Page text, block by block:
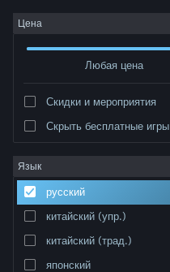
Войти
Сообщество
Информация
Поддержка
Изменить язык
Цена
Любая цена
Скидки и мероприятия
Скрыть бесплатные игры
Язык
русский
китайский (упр.)
китайский (трад.)
японский
Разработчик: 9 Eyes Game Studio
Сортировать по